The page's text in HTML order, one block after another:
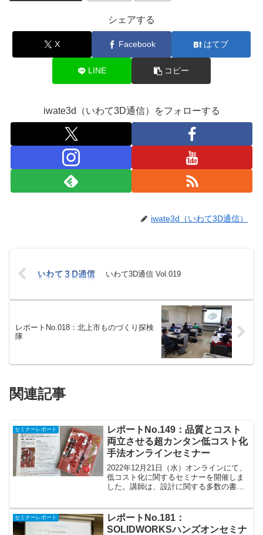
シェアする
X Facebook はてブ
LINE コピー
iwate3d（いわて3D通信）をフォローする
iwate3d（いわて3D通信）
いわて3D通信 Vol.019
レポートNo.018：北上市ものづくり探検
隊
関連記事
セミナーレポート
レポートNo.149：品質とコスト
両立させる超カンタン低コスト化
手法オンラインセミナー
2022年12月21日（水）オンラインにて、
低コスト化に関するセミナーを開催しま
した。講師は、設計に関する多数の書籍
井良昌 様横浜国立大学・工学部・機械工
学科卒。國...
セミナーレポート
レポートNo.181：
SOLIDWORKSハンズオンセミナ